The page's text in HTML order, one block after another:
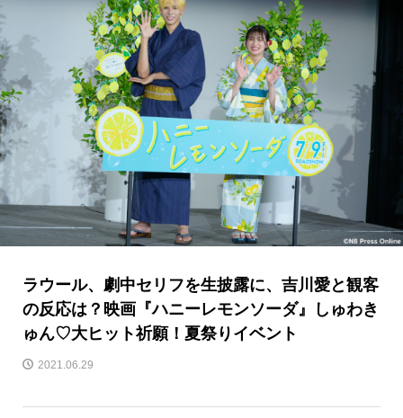
ラウール、劇中セリフを生披露に、吉川愛と観客
の反応は？映画『ハニーレモンソーダ』しゅわき
ゅん♡大ヒット祈願！夏祭りイベント
2021.06.29